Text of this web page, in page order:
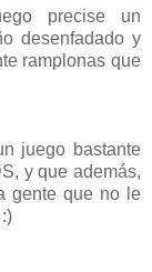
precise un
desenfadado y
ramplonas que
juego bastante
y que además,
gente que no le